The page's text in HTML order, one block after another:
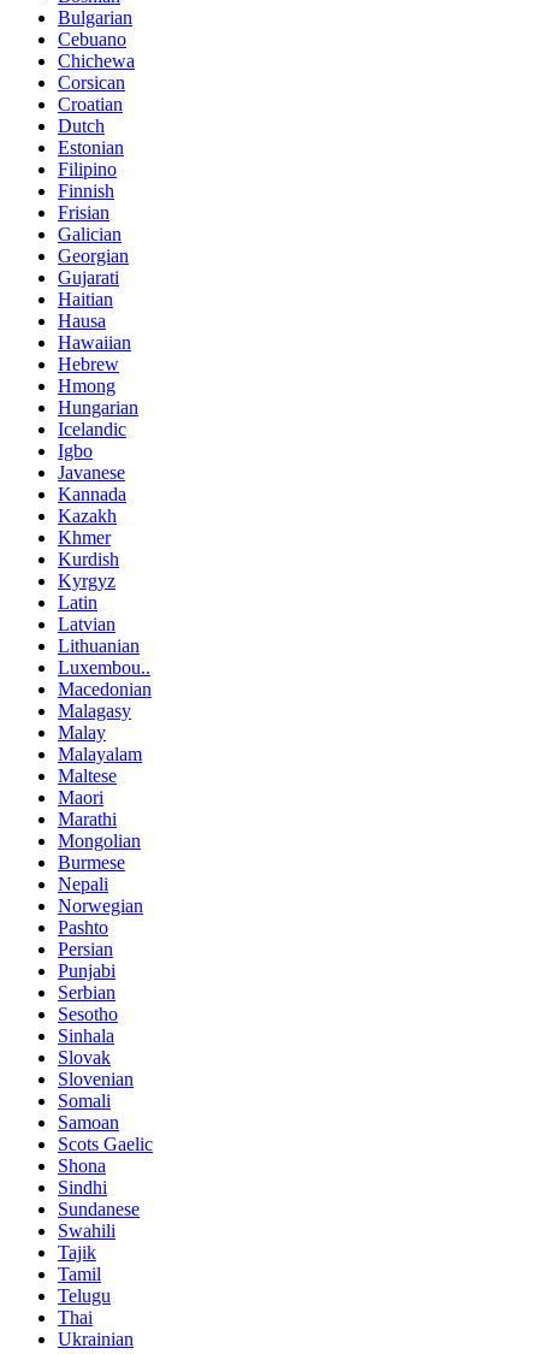
Bulgarian
Cebuano
Chichewa
Corsican
Croatian
Dutch
Estonian
Filipino
Finnish
Frisian
Galician
Georgian
Gujarati
Haitian
Hausa
Hawaiian
Hebrew
Hmong
Hungarian
Icelandic
Igbo
Javanese
Kannada
Kazakh
Khmer
Kurdish
Kyrgyz
Latin
Latvian
Lithuanian
Luxembou..
Macedonian
Malagasy
Malay
Malayalam
Maltese
Maori
Marathi
Mongolian
Burmese
Nepali
Norwegian
Pashto
Persian
Punjabi
Serbian
Sesotho
Sinhala
Slovak
Slovenian
Somali
Samoan
Scots Gaelic
Shona
Sindhi
Sundanese
Swahili
Tajik
Tamil
Telugu
Thai
Ukrainian